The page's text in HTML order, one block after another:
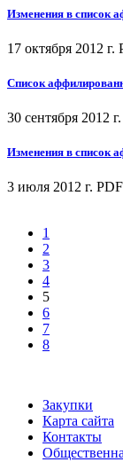
Изменения в список
17 октября 2012 г.
Список
30 сентября 2012 г.
Изменения в список
3 июля 2012 г.
1
2
3
4
5
6
7
8
Закупки
Карта сайта
Контакты